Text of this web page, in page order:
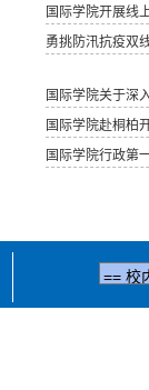
国际学院开展线
勇挑防汛抗疫双
国际学院关于深
国际学院赴桐柏
国际学院行政第